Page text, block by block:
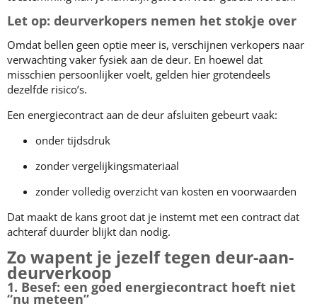
Let op: deurverkopers nemen het stokje over
Omdat bellen geen optie meer is, verschijnen verkopers naar
verwachting vaker fysiek aan de deur. En hoewel dat
misschien persoonlijker voelt, gelden hier grotendeels
dezelfde risico’s.
Een energiecontract aan de deur afsluiten gebeurt vaak:
onder tijdsdruk
zonder vergelijkingsmateriaal
zonder volledig overzicht van kosten en voorwaarden
Dat maakt de kans groot dat je instemt met een contract dat
achteraf duurder blijkt dan nodig.
Zo wapent je jezelf tegen deur-aan-
deurverkoop
1. Besef: een goed energiecontract hoeft niet
“nu meteen”